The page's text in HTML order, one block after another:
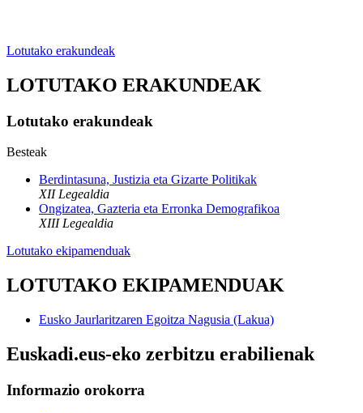
Lotutako erakundeak
LOTUTAKO ERAKUNDEAK
Lotutako erakundeak
Besteak
Berdintasuna, Justizia eta Gizarte Politikak
XII Legealdia
Ongizatea, Gazteria eta Erronka Demografikoa
XIII Legealdia
Lotutako ekipamenduak
LOTUTAKO EKIPAMENDUAK
Eusko Jaurlaritzaren Egoitza Nagusia (Lakua)
Euskadi.eus-eko zerbitzu erabilienak
Informazio orokorra